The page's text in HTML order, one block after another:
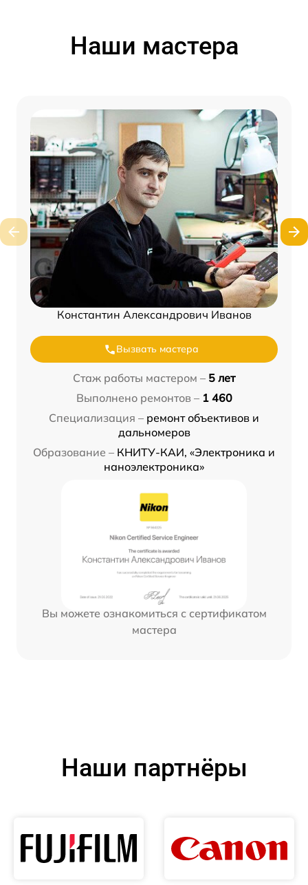
Наши мастера
Константин Александрович Иванов
Вызвать мастера
Стаж работы мастером – 5 лет
Выполнено ремонтов – 1 460
Специализация – ремонт объективов и
дальномеров
Образование – КНИТУ-КАИ, «Электроника и
наноэлектроника»
Вы можете ознакомиться с сертификатом
мастера
Наши партнёры